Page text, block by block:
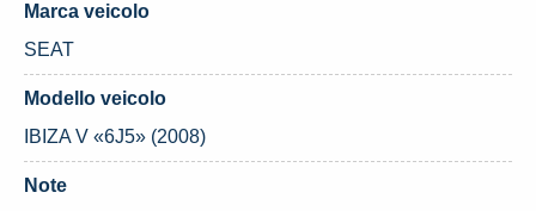
Marca veicolo
SEAT
Modello veicolo
IBIZA V «6J5» (2008)
Note